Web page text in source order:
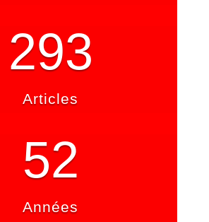
293
Articles
52
Années